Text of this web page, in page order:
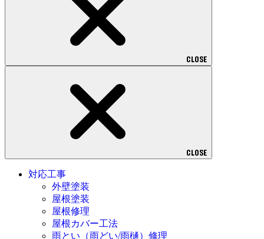
CLOSE
CLOSE
対応工事
外壁塗装
屋根塗装
屋根修理
屋根カバー工法
雨とい（雨どい/雨樋）修理